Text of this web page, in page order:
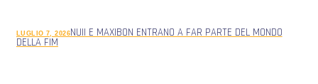
LUGLIO 7, 2026NUII E MAXIBON ENTRANO A FAR PARTE DEL MONDO
DELLA FIM